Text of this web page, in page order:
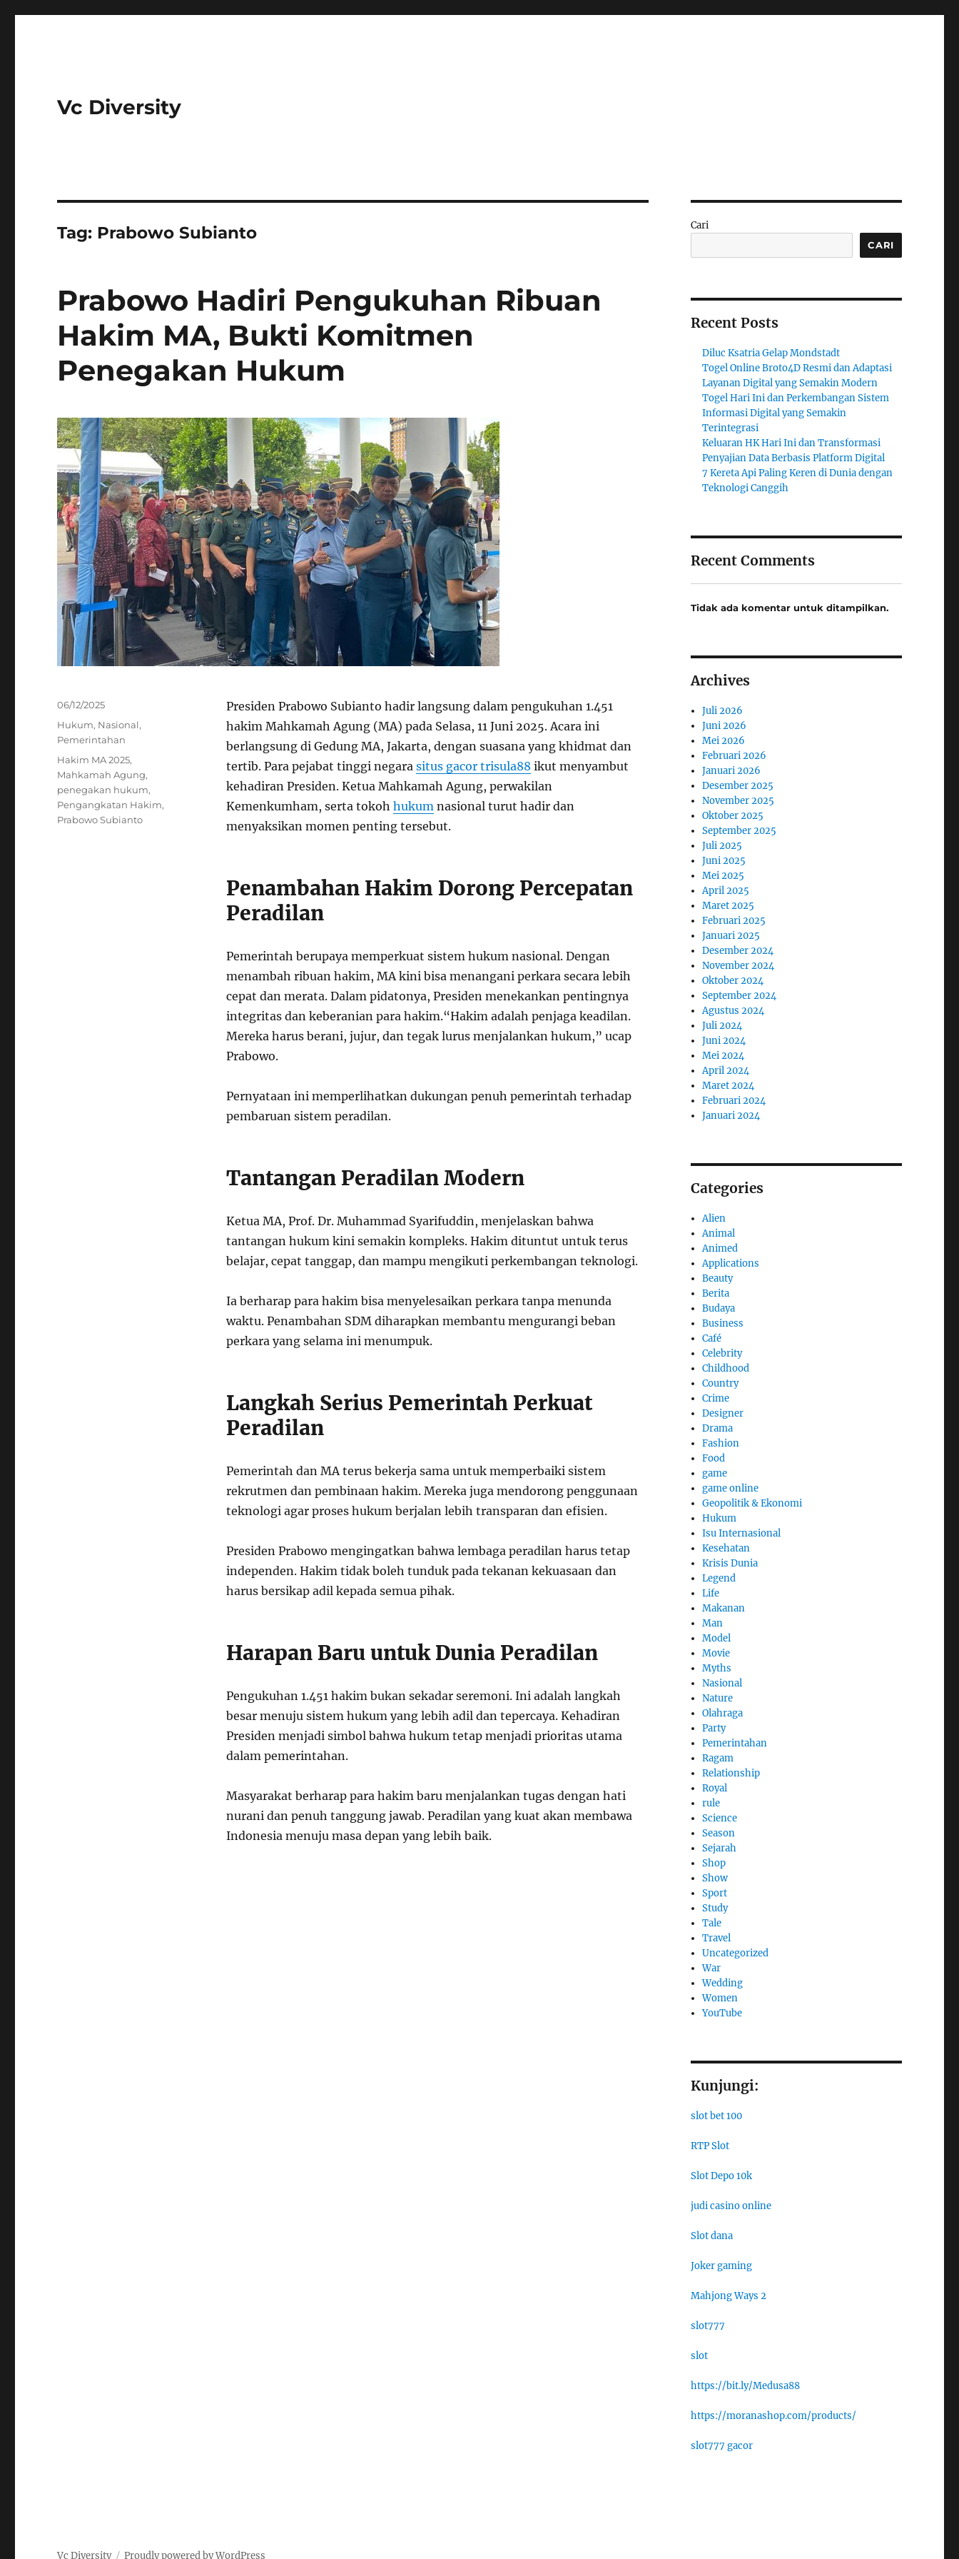
Vc Diversity
Tag: Prabowo Subianto
Prabowo Hadiri Pengukuhan Ribuan
Hakim MA, Bukti Komitmen
Penegakan Hukum
Presiden Prabowo Subianto hadir langsung dalam pengukuhan 1.451
hakim Mahkamah Agung (MA) pada Selasa, 11 Juni 2025. Acara ini
berlangsung di Gedung MA, Jakarta, dengan suasana yang khidmat dan
tertib. Para pejabat tinggi negara situs gacor trisula88 ikut menyambut
kehadiran Presiden. Ketua Mahkamah Agung, perwakilan
Kemenkumham, serta tokoh hukum nasional turut hadir dan
menyaksikan momen penting tersebut.
Penambahan Hakim Dorong Percepatan
Peradilan
Pemerintah berupaya memperkuat sistem hukum nasional. Dengan
menambah ribuan hakim, MA kini bisa menangani perkara secara lebih
cepat dan merata. Dalam pidatonya, Presiden menekankan pentingnya
integritas dan keberanian para hakim.“Hakim adalah penjaga keadilan.
Mereka harus berani, jujur, dan tegak lurus menjalankan hukum,” ucap
Prabowo.
Pernyataan ini memperlihatkan dukungan penuh pemerintah terhadap
pembaruan sistem peradilan.
Tantangan Peradilan Modern
Ketua MA, Prof. Dr. Muhammad Syarifuddin, menjelaskan bahwa
tantangan hukum kini semakin kompleks. Hakim dituntut untuk terus
belajar, cepat tanggap, dan mampu mengikuti perkembangan teknologi.
Ia berharap para hakim bisa menyelesaikan perkara tanpa menunda
waktu. Penambahan SDM diharapkan membantu mengurangi beban
perkara yang selama ini menumpuk.
Langkah Serius Pemerintah Perkuat
Peradilan
Pemerintah dan MA terus bekerja sama untuk memperbaiki sistem
rekrutmen dan pembinaan hakim. Mereka juga mendorong penggunaan
teknologi agar proses hukum berjalan lebih transparan dan efisien.
Presiden Prabowo mengingatkan bahwa lembaga peradilan harus tetap
independen. Hakim tidak boleh tunduk pada tekanan kekuasaan dan
harus bersikap adil kepada semua pihak.
Harapan Baru untuk Dunia Peradilan
Pengukuhan 1.451 hakim bukan sekadar seremoni. Ini adalah langkah
besar menuju sistem hukum yang lebih adil dan tepercaya. Kehadiran
Presiden menjadi simbol bahwa hukum tetap menjadi prioritas utama
dalam pemerintahan.
Masyarakat berharap para hakim baru menjalankan tugas dengan hati
nurani dan penuh tanggung jawab. Peradilan yang kuat akan membawa
Indonesia menuju masa depan yang lebih baik.
Posted
06/12/2025
Categories
Hukum, Nasional,
Pemerintahan
Tags
Hakim MA 2025,
Mahkamah Agung,
penegakan hukum,
Pengangkatan Hakim,
Prabowo Subianto
Cari
CARI
Recent Posts
Diluc Ksatria Gelap Mondstadt
Togel Online Broto4D Resmi dan Adaptasi
Layanan Digital yang Semakin Modern
Togel Hari Ini dan Perkembangan Sistem
Informasi Digital yang Semakin
Terintegrasi
Keluaran HK Hari Ini dan Transformasi
Penyajian Data Berbasis Platform Digital
7 Kereta Api Paling Keren di Dunia dengan
Teknologi Canggih
Recent Comments
Tidak ada komentar untuk ditampilkan.
Archives
Juli 2026
Juni 2026
Mei 2026
Februari 2026
Januari 2026
Desember 2025
November 2025
Oktober 2025
September 2025
Juli 2025
Juni 2025
Mei 2025
April 2025
Maret 2025
Februari 2025
Januari 2025
Desember 2024
November 2024
Oktober 2024
September 2024
Agustus 2024
Juli 2024
Juni 2024
Mei 2024
April 2024
Maret 2024
Februari 2024
Januari 2024
Categories
Alien
Animal
Animed
Applications
Beauty
Berita
Budaya
Business
Café
Celebrity
Childhood
Country
Crime
Designer
Drama
Fashion
Food
game
game online
Geopolitik & Ekonomi
Hukum
Isu Internasional
Kesehatan
Krisis Dunia
Legend
Life
Makanan
Man
Model
Movie
Myths
Nasional
Nature
Olahraga
Party
Pemerintahan
Ragam
Relationship
Royal
rule
Science
Season
Sejarah
Shop
Show
Sport
Study
Tale
Travel
Uncategorized
War
Wedding
Women
YouTube
Kunjungi:
slot bet 100
RTP Slot
Slot Depo 10k
judi casino online
Slot dana
Joker gaming
Mahjong Ways 2
slot777
slot
https://bit.ly/Medusa88
https://moranashop.com/products/
slot777 gacor
Vc Diversity Proudly powered by WordPress